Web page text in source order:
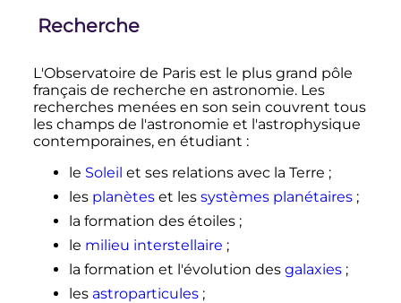
Recherche
L'Observatoire de Paris est le plus grand pôle
français de recherche en astronomie. Les
recherches menées en son sein couvrent tous
les champs de l'astronomie et l'astrophysique
contemporaines, en étudiant :
le Soleil et ses relations avec la Terre ;
les planèteset les systèmes planétaires ;
la formation des étoiles ;
le milieu interstellaire ;
la formation et l'évolution des galaxies ;
les astroparticules ;